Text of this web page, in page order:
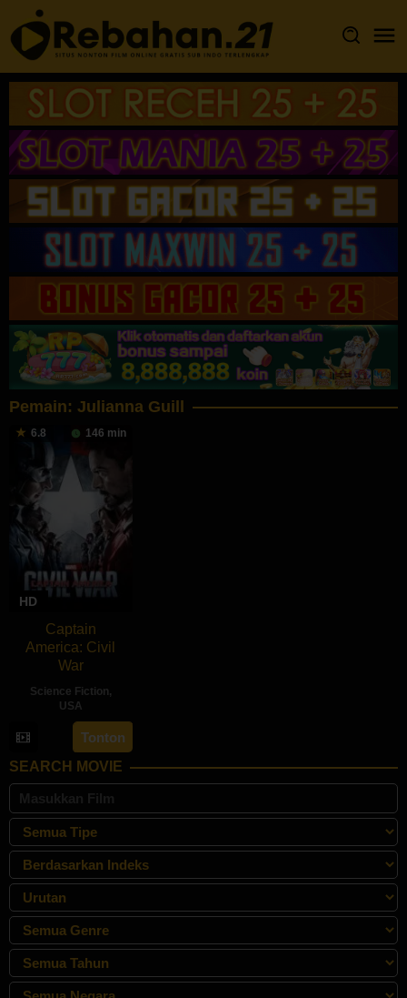
Loncat
ke
konten
Pemain: Julianna Guill
6.8 146 min
HD
Captain
America: Civil
War
Science Fiction,
USA
27
Apr
2016
Anthony
Russo,
Joe
Tonton
SEARCH MOVIE